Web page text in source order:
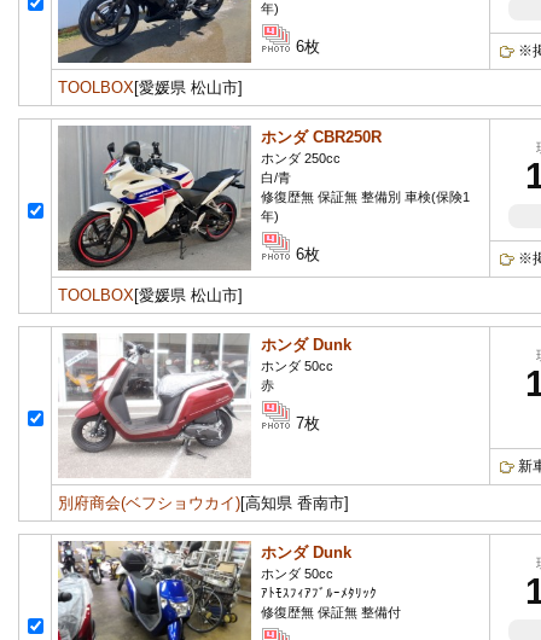
年)
6枚 ※
TOOLBOX[愛媛県 松山市]
ホンダ CBR250R
ホンダ 250cc
白/青
修復歴無 保証無 整備別 車検(保険1
年)
6枚 ※
TOOLBOX[愛媛県 松山市]
ホンダ Dunk
ホンダ 50cc
赤
7枚
新
別府商会(ベフショウカイ)[高知県 香南市]
ホンダ Dunk
ホンダ 50cc
ｱﾄﾓｽﾌｨｱﾌﾞﾙｰﾒﾀﾘｯｸ
修復歴無 保証無 整備付